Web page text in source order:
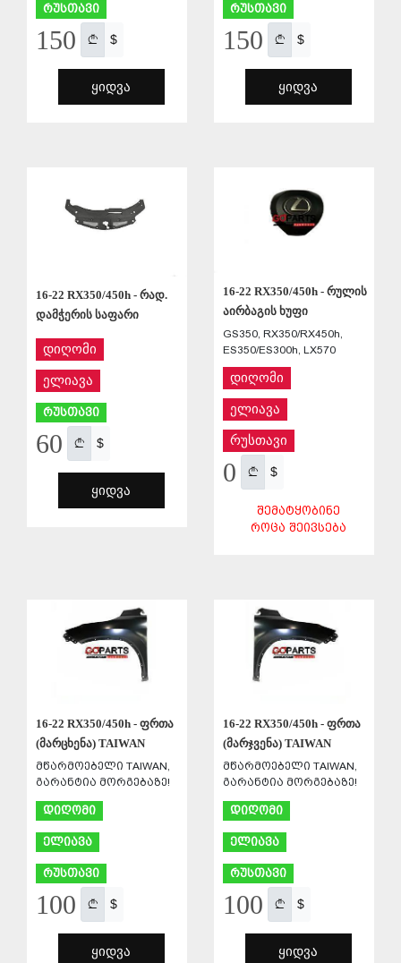
რუსთავი
150 $
ᲧᲘᲓᲕᲐ
რუსთავი
150 $
ᲧᲘᲓᲕᲐ
16-22 RX350/450h - რად.
დამჭერის საფარი
დიღომი
ელიავა
რუსთავი
60 $
ᲧᲘᲓᲕᲐ
16-22 RX350/450h - რულის
აირბაგის ხუფი
GS350, RX350/RX450h,
ES350/ES300h, LX570
დიღომი
ელიავა
რუსთავი
0 $
ᲨᲔᲛᲐᲢᲧᲝᲑᲘᲜᲔ
ᲠᲝᲪᲐ ᲨᲔᲘᲕᲡᲔᲑᲐ
16-22 RX350/450h - ფრთა
(მარცხენა) TAIWAN
მწარმოებელი TAIWAN,
გარანტია მორგებაზე!
დიღომი
ელიავა
რუსთავი
100 $
ᲧᲘᲓᲕᲐ
16-22 RX350/450h - ფრთა
(მარჯვენა) TAIWAN
მწარმოებელი TAIWAN,
გარანტია მორგებაზე!
დიღომი
ელიავა
რუსთავი
100 $
ᲧᲘᲓᲕᲐ